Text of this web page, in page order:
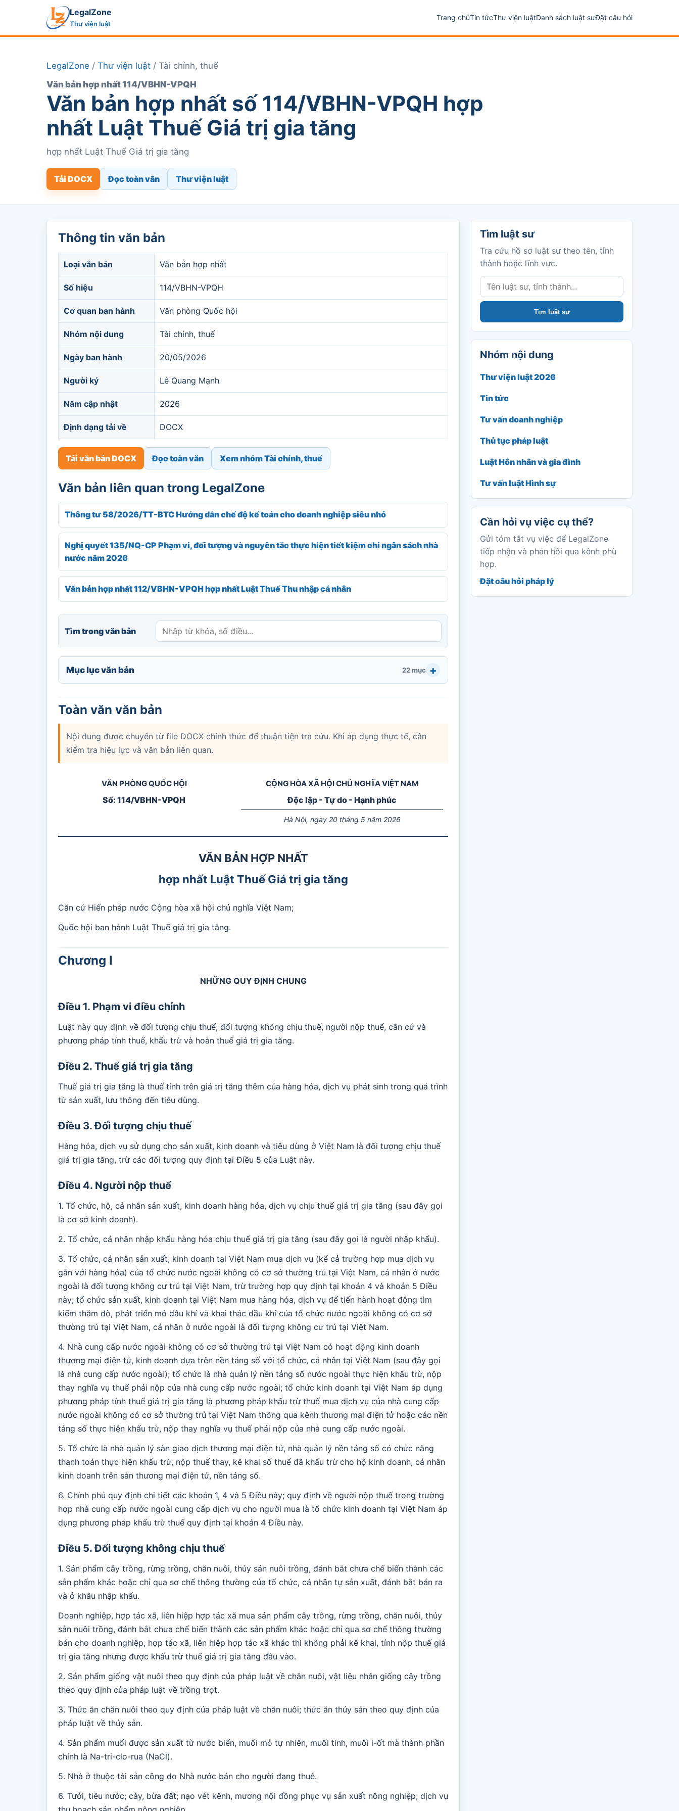
LegalZone
Thư viện luật
Trang chủTin tứcThư viện luậtDanh sách luật sưĐặt câu hỏi
LegalZone / Thư viện luật / Tài chính, thuế
Văn bản hợp nhất 114/VBHN-VPQH
Văn bản hợp nhất số 114/VBHN-VPQH hợp
nhất Luật Thuế Giá trị gia tăng
hợp nhất Luật Thuế Giá trị gia tăng
Tải DOCX Đọc toàn văn Thư viện luật
Thông tin văn bản
Loại văn bản Văn bản hợp nhất
Số hiệu 114/VBHN-VPQH
Cơ quan ban hành Văn phòng Quốc hội
Nhóm nội dung Tài chính, thuế
Ngày ban hành 20/05/2026
Người ký Lê Quang Mạnh
Năm cập nhật 2026
Định dạng tải về DOCX
Tải văn bản DOCX Đọc toàn văn Xem nhóm Tài chính, thuế
Văn bản liên quan trong LegalZone
Thông tư 58/2026/TT-BTC Hướng dẫn chế độ kế toán cho doanh nghiệp siêu nhỏ
Nghị quyết 135/NQ-CP Phạm vi, đối tượng và nguyên tắc thực hiện tiết kiệm chi ngân sách nhà
nước năm 2026
Văn bản hợp nhất 112/VBHN-VPQH hợp nhất Luật Thuế Thu nhập cá nhân
Tìm trong văn bản
Mục lục văn bản 22 mục
Toàn văn văn bản
Nội dung được chuyển từ file DOCX chính thức để thuận tiện tra cứu. Khi áp dụng thực tế, cần
kiểm tra hiệu lực và văn bản liên quan.
VĂN PHÒNG QUỐC HỘI
Số: 114/VBHN-VPQH
CỘNG HÒA XÃ HỘI CHỦ NGHĨA VIỆT NAM
Độc lập - Tự do - Hạnh phúc
Hà Nội, ngày 20 tháng 5 năm 2026
VĂN BẢN HỢP NHẤT
hợp nhất Luật Thuế Giá trị gia tăng
Căn cứ Hiến pháp nước Cộng hòa xã hội chủ nghĩa Việt Nam;
Quốc hội ban hành Luật Thuế giá trị gia tăng.
Chương I
NHỮNG QUY ĐỊNH CHUNG
Điều 1. Phạm vi điều chỉnh
Luật này quy định về đối tượng chịu thuế, đối tượng không chịu thuế, người nộp thuế, căn cứ và
phương pháp tính thuế, khấu trừ và hoàn thuế giá trị gia tăng.
Điều 2. Thuế giá trị gia tăng
Thuế giá trị gia tăng là thuế tính trên giá trị tăng thêm của hàng hóa, dịch vụ phát sinh trong quá trình
từ sản xuất, lưu thông đến tiêu dùng.
Điều 3. Đối tượng chịu thuế
Hàng hóa, dịch vụ sử dụng cho sản xuất, kinh doanh và tiêu dùng ở Việt Nam là đối tượng chịu thuế
giá trị gia tăng, trừ các đối tượng quy định tại Điều 5 của Luật này.
Điều 4. Người nộp thuế
1. Tổ chức, hộ, cá nhân sản xuất, kinh doanh hàng hóa, dịch vụ chịu thuế giá trị gia tăng (sau đây gọi
là cơ sở kinh doanh).
2. Tổ chức, cá nhân nhập khẩu hàng hóa chịu thuế giá trị gia tăng (sau đây gọi là người nhập khẩu).
3. Tổ chức, cá nhân sản xuất, kinh doanh tại Việt Nam mua dịch vụ (kể cả trường hợp mua dịch vụ
gắn với hàng hóa) của tổ chức nước ngoài không có cơ sở thường trú tại Việt Nam, cá nhân ở nước
ngoài là đối tượng không cư trú tại Việt Nam, trừ trường hợp quy định tại khoản 4 và khoản 5 Điều
này; tổ chức sản xuất, kinh doanh tại Việt Nam mua hàng hóa, dịch vụ để tiến hành hoạt động tìm
kiếm thăm dò, phát triển mỏ dầu khí và khai thác dầu khí của tổ chức nước ngoài không có cơ sở
thường trú tại Việt Nam, cá nhân ở nước ngoài là đối tượng không cư trú tại Việt Nam.
4. Nhà cung cấp nước ngoài không có cơ sở thường trú tại Việt Nam có hoạt động kinh doanh
thương mại điện tử, kinh doanh dựa trên nền tảng số với tổ chức, cá nhân tại Việt Nam (sau đây gọi
là nhà cung cấp nước ngoài); tổ chức là nhà quản lý nền tảng số nước ngoài thực hiện khấu trừ, nộp
thay nghĩa vụ thuế phải nộp của nhà cung cấp nước ngoài; tổ chức kinh doanh tại Việt Nam áp dụng
phương pháp tính thuế giá trị gia tăng là phương pháp khấu trừ thuế mua dịch vụ của nhà cung cấp
nước ngoài không có cơ sở thường trú tại Việt Nam thông qua kênh thương mại điện tử hoặc các nền
tảng số thực hiện khấu trừ, nộp thay nghĩa vụ thuế phải nộp của nhà cung cấp nước ngoài.
5. Tổ chức là nhà quản lý sàn giao dịch thương mại điện tử, nhà quản lý nền tảng số có chức năng
thanh toán thực hiện khấu trừ, nộp thuế thay, kê khai số thuế đã khấu trừ cho hộ kinh doanh, cá nhân
kinh doanh trên sàn thương mại điện tử, nền tảng số.
6. Chính phủ quy định chi tiết các khoản 1, 4 và 5 Điều này; quy định về người nộp thuế trong trường
hợp nhà cung cấp nước ngoài cung cấp dịch vụ cho người mua là tổ chức kinh doanh tại Việt Nam áp
dụng phương pháp khấu trừ thuế quy định tại khoản 4 Điều này.
Điều 5. Đối tượng không chịu thuế
1. Sản phẩm cây trồng, rừng trồng, chăn nuôi, thủy sản nuôi trồng, đánh bắt chưa chế biến thành các
sản phẩm khác hoặc chỉ qua sơ chế thông thường của tổ chức, cá nhân tự sản xuất, đánh bắt bán ra
và ở khâu nhập khẩu.
Doanh nghiệp, hợp tác xã, liên hiệp hợp tác xã mua sản phẩm cây trồng, rừng trồng, chăn nuôi, thủy
sản nuôi trồng, đánh bắt chưa chế biến thành các sản phẩm khác hoặc chỉ qua sơ chế thông thường
bán cho doanh nghiệp, hợp tác xã, liên hiệp hợp tác xã khác thì không phải kê khai, tính nộp thuế giá
trị gia tăng nhưng được khấu trừ thuế giá trị gia tăng đầu vào.
2. Sản phẩm giống vật nuôi theo quy định của pháp luật về chăn nuôi, vật liệu nhân giống cây trồng
theo quy định của pháp luật về trồng trọt.
3. Thức ăn chăn nuôi theo quy định của pháp luật về chăn nuôi; thức ăn thủy sản theo quy định của
pháp luật về thủy sản.
4. Sản phẩm muối được sản xuất từ nước biển, muối mỏ tự nhiên, muối tinh, muối i-ốt mà thành phần
chính là Na-tri-clo-rua (NaCl).
5. Nhà ở thuộc tài sản công do Nhà nước bán cho người đang thuê.
6. Tưới, tiêu nước; cày, bừa đất; nạo vét kênh, mương nội đồng phục vụ sản xuất nông nghiệp; dịch vụ
Tìm luật sư
Tra cứu hồ sơ luật sư theo tên, tỉnh
thành hoặc lĩnh vực.
Tìm luật sư
Tìm luật sư
Nhóm nội dung
Thư viện luật 2026
Tin tức
Tư vấn doanh nghiệp
Thủ tục pháp luật
Luật Hôn nhân và gia đình
Tư vấn luật Hình sự
Cần hỏi vụ việc cụ thể?
Gửi tóm tắt vụ việc để LegalZone
tiếp nhận và phản hồi qua kênh phù
hợp.
Đặt câu hỏi pháp lý